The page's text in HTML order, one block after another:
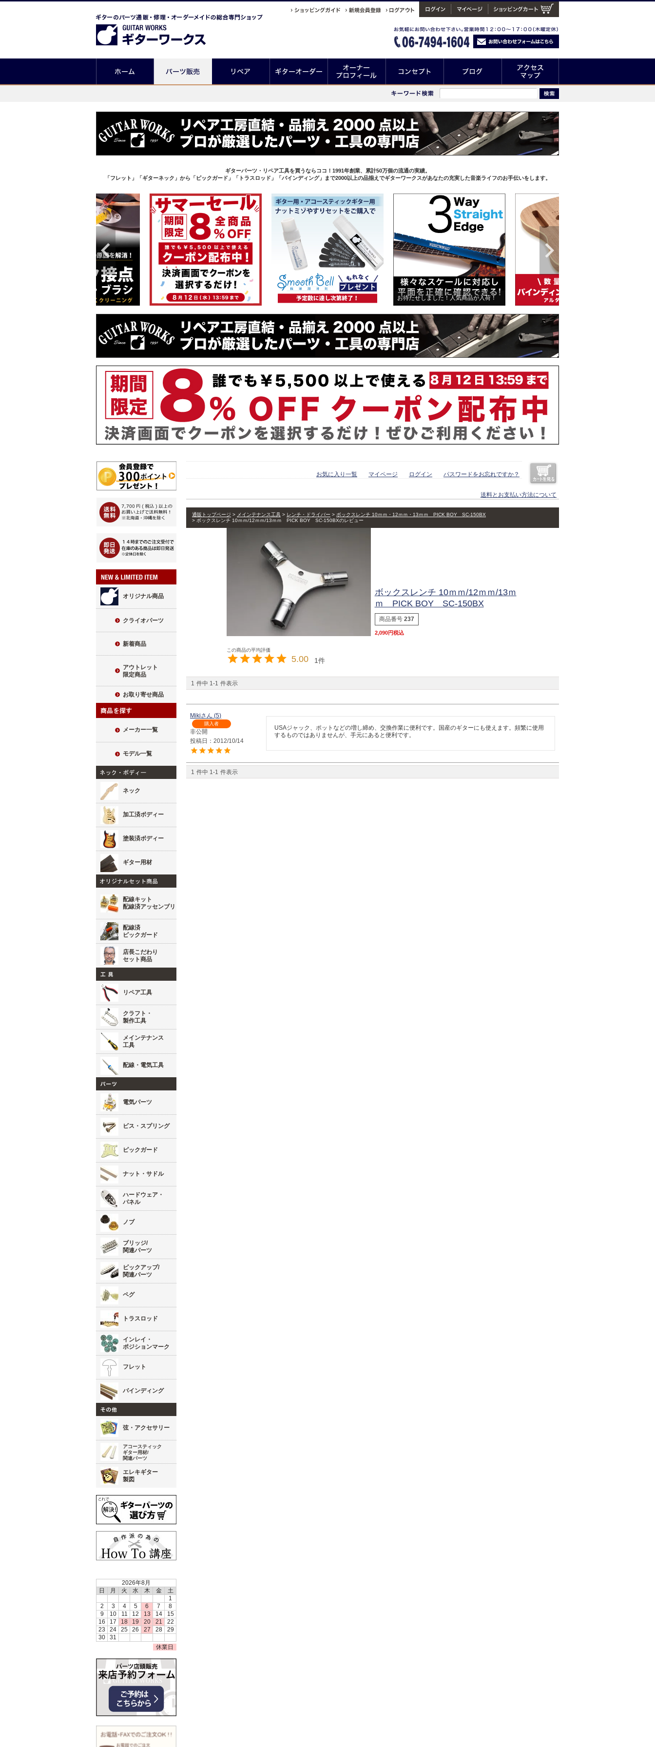
ギターパーツ・リペア工具を買うならココ！1991年創業、累計50万個の流通の実績。
「フレット」「ギターネック」から「ピックガード」「トラスロッド」「バインディング」まで2000以上の品揃えでギターワークスがあなたの充実した音楽ライフのお手伝いをします。
お待たせしました！人気商品が入荷！
オリジナル商品
クライオパーツ
新着商品
アウトレット
限定商品
お取り寄せ商品
メーカー一覧
モデル一覧
ネック
加工済ボディー
塗装済ボディー
ギター用材
配線キット
配線済アッセンブリ
配線済
ピックガード
店長こだわり
セット商品
リペア工具
クラフト・
製作工具
メインテナンス
工具
配線・電気工具
電気パーツ
ビス・スプリング
ピックガード
ナット・サドル
ハードウェア・
パネル
ノブ
ブリッジ/
関連パーツ
ピックアップ/
関連パーツ
ペグ
トラスロッド
インレイ・
ポジションマーク
フレット
バインディング
弦・アクセサリー
アコースティック
ギター用材/
関連パーツ
エレキギター
製図
2026年8月
日
月 火 水 木 金
土
1
2
3 4 5 6 7
8
9
10 11 12 13 14
15
16
17 18 19 20 21
22
23
24 25 26 27 28
29
30
31
休業日
お気に入り一覧 マイページ ログイン パスワードをお忘れですか？
送料とお支払い方法について
通販トップページ メインテナンス工具 レンチ・ドライバー
ボックスレンチ 10ｍｍ・12ｍｍ・13ｍｍ PICK BOY SC-150BX
ボックスレンチ 10ｍｍ/12ｍｍ/13ｍｍ PICK BOY SC-150BXのレビュー
ボックスレンチ 10ｍｍ/12ｍｍ/13ｍ
ｍ PICK BOY SC-150BX
商品番号 237
2,090 税込
5.00 1
1 件中 1-1 件表示
Miki 5
購入者
非公開
投稿日
2012/10/14
USAジャック、ポットなどの増し締め、交換作業に便利です。国産のギターにも使えます。頻繁に使用
するものではありませんが、手元にあると便利です。
1 件中 1-1 件表示